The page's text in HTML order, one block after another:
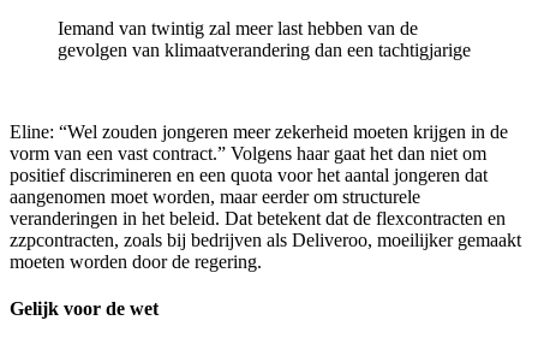
Iemand van twintig zal meer last hebben van de
gevolgen van klimaatverandering dan een tachtigjarige
Eline: “Wel zouden jongeren meer zekerheid moeten krijgen in de
vorm van een vast contract.” Volgens haar gaat het dan niet om
positief discrimineren en een quota voor het aantal jongeren dat
aangenomen moet worden, maar eerder om structurele
veranderingen in het beleid. Dat betekent dat de flexcontracten en
zzpcontracten, zoals bij bedrijven als Deliveroo, moeilijker gemaakt
moeten worden door de regering.
Gelijk voor de wet